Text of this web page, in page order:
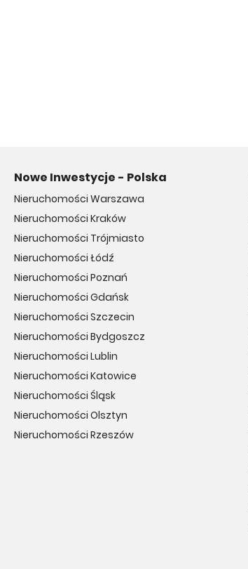
Nowe Inwestycje - Polska
Nieruchomości Warszawa
Nieruchomości Kraków
Nieruchomości Trójmiasto
Nieruchomości Łódź
Nieruchomości Poznań
Nieruchomości Gdańsk
Nieruchomości Szczecin
Nieruchomości Bydgoszcz
Nieruchomości Lublin
Nieruchomości Katowice
Nieruchomości Śląsk
Nieruchomości Olsztyn
Nieruchomości Rzeszów